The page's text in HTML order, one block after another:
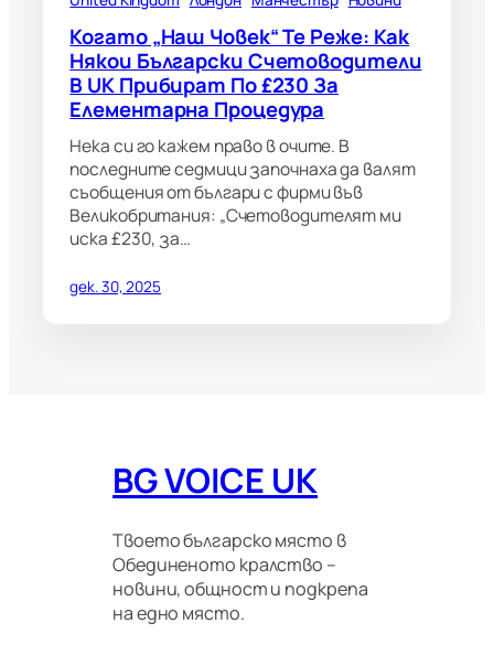
Когато „наш Човек“ Те Реже: Как
Някои Български Счетоводители
В UK Прибират По £230 За
Елементарна Процедура
Нека си го кажем право в очите. В
последните седмици започнаха да валят
съобщения от българи с фирми във
Великобритания: „Счетоводителят ми
иска £230, за…
дек. 30, 2025
BG VOICE UK
Твоето българско място в
Обединеното кралство –
новини, общност и подкрепа
на едно място.